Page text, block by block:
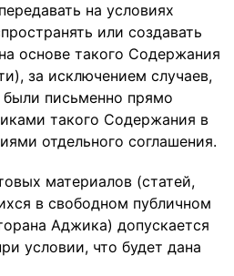
на условиях
или создавать
основе такого Содержания
за исключением случаев,
были письменно прямо
такого Содержания в
отдельного соглашения.
материалов (статей,
в свободном публичном
Аджика) допускается
условии, что будет дана